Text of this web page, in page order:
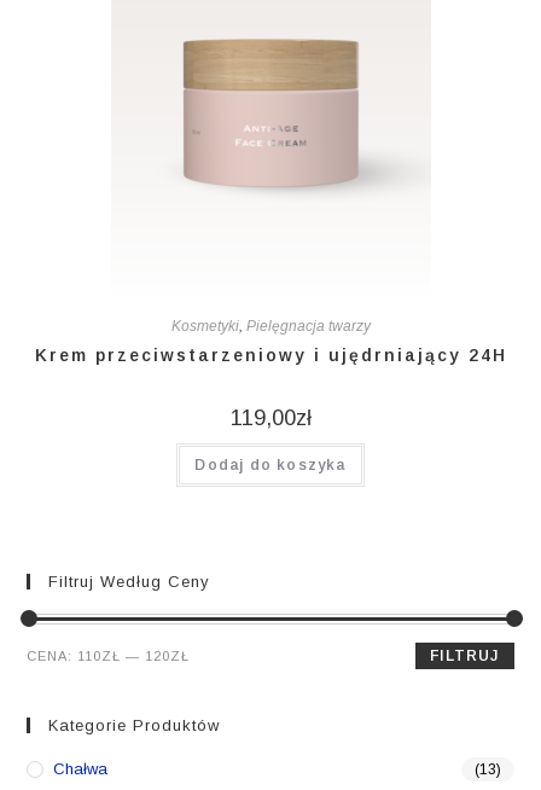
Kosmetyki, Pielęgnacja twarzy
Krem przeciwstarzeniowy i ujędrniający 24H
119,00zł
Dodaj do koszyka
Filtruj Według Ceny
Cena
Cena
FILTRUJ
CENA: 110ZŁ — 120ZŁ
Kategorie Produktów
Chałwa (13)